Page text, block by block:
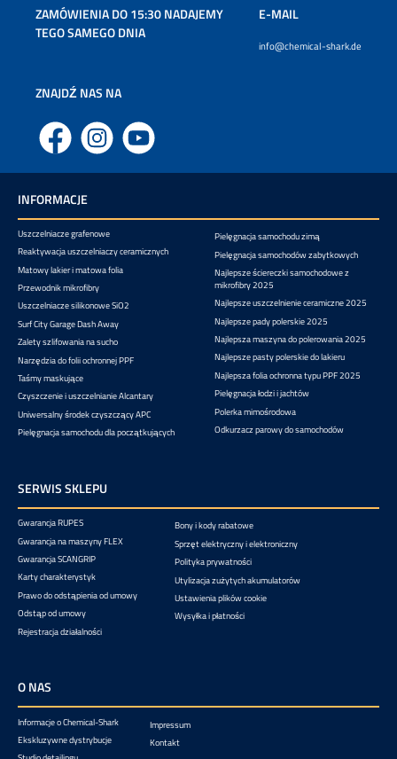
ZAMÓWIENIA DO 15:30 NADAJEMY
TEGO SAMEGO DNIA
E-MAIL
info@chemical-shark.de
ZNAJDŹ NAS NA
Facebook Instagram YouTube
INFORMACJE
Uszczelniacze grafenowe
Reaktywacja uszczelniaczy ceramicznych
Matowy lakier i matowa folia
Przewodnik mikrofibry
Uszczelniacze silikonowe SiO2
Surf City Garage Dash Away
Zalety szlifowania na sucho
Narzędzia do folii ochronnej PPF
Taśmy maskujące
Czyszczenie i uszczelnianie Alcantary
Uniwersalny środek czyszczący APC
Pielęgnacja samochodu dla początkujących
Pielęgnacja samochodu zimą
Pielęgnacja samochodów zabytkowych
Najlepsze ściereczki samochodowe z
mikrofibry 2025
Najlepsze uszczelnienie ceramiczne 2025
Najlepsze pady polerskie 2025
Najlepsza maszyna do polerowania 2025
Najlepsze pasty polerskie do lakieru
Najlepsza folia ochronna typu PPF 2025
Pielęgnacja łodzi i jachtów
Polerka mimośrodowa
Odkurzacz parowy do samochodów
SERWIS SKLEPU
Gwarancja RUPES
Gwarancja na maszyny FLEX
Gwarancja SCANGRIP
Karty charakterystyk
Prawo do odstąpienia od umowy
Odstąp od umowy
Rejestracja działalności
Bony i kody rabatowe
Sprzęt elektryczny i elektroniczny
Polityka prywatności
Utylizacja zużytych akumulatorów
Ustawienia plików cookie
Wysyłka i płatności
O NAS
Informacje o Chemical-Shark
Ekskluzywne dystrybucje
Impressum
Kontakt